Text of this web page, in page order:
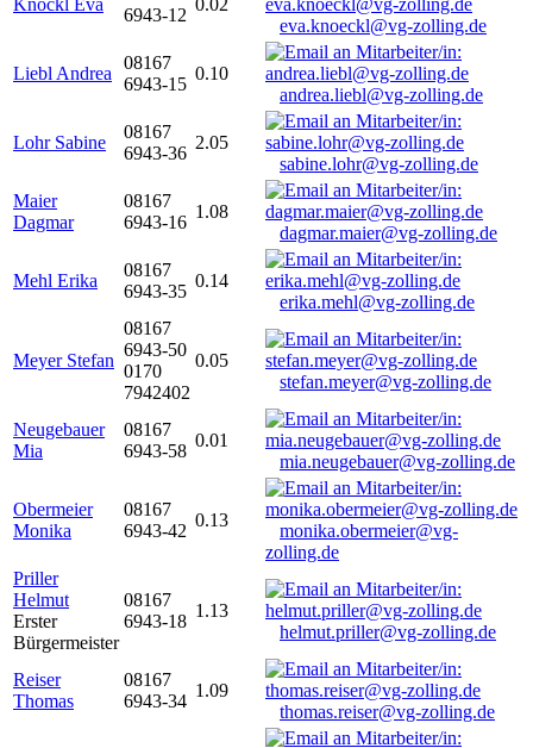
Knöckl Eva
6943-12
0.02
eva.knoeckl@vg-zolling.de
Liebl Andrea
08167
6943-15
0.10
andrea.liebl@vg-zolling.de
Lohr Sabine
08167
6943-36
2.05
sabine.lohr@vg-zolling.de
Maier
Dagmar
08167
6943-16
1.08
dagmar.maier@vg-zolling.de
Mehl Erika
08167
6943-35
0.14
erika.mehl@vg-zolling.de
Meyer Stefan
08167
6943-50
0170
7942402
0.05
stefan.meyer@vg-zolling.de
Neugebauer
Mia
08167
6943-58
0.01
mia.neugebauer@vg-zolling.de
Obermeier
Monika
08167
6943-42
0.13
monika.obermeier@vg-
zolling.de
Priller
Helmut
Erster
Bürgermeister
08167
6943-18
1.13
helmut.priller@vg-zolling.de
Reiser
Thomas
08167
6943-34
1.09
thomas.reiser@vg-zolling.de